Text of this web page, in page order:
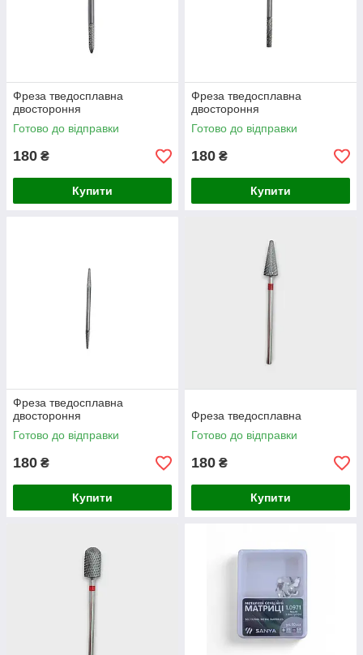
Фреза тведосплавна
двостороння
Готово до відправки
180 ₴
Купити
Фреза тведосплавна
двостороння
Готово до відправки
180 ₴
Купити
Фреза тведосплавна
двостороння
Готово до відправки
180 ₴
Купити
Фреза тведосплавна
Готово до відправки
180 ₴
Купити